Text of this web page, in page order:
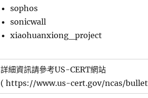
sophos
sonicwall
xiaohuanxiong_project
詳細資訊請參考US-CERT網站
( https://www.us-cert.gov/ncas/